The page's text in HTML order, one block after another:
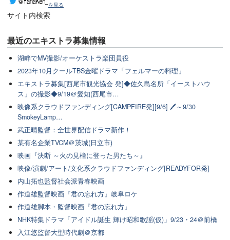
を見る
サイト内検索
最近のエキストラ募集情報
湖畔でMV撮影/オーケストラ楽団員役
2023年10月クールTBS金曜ドラマ「フェルマーの料理」
エキストラ募集[西尾市観光協会 発]◆佐久島名所「イーストハウ
ス」の撮影◆9/19＠愛知(西尾市…
映像系クラウドファンディング[CAMPFIRE発][9/6] 🖊～9/30
SmokeyLamp…
武正晴監督：全世界配信ドラマ新作！
某有名企業TVCM＠茨城(日立市)
映画『決断 ～火の見櫓に登った男たち～』
映像/演劇/アート/文化系クラウドファンディング[READYFOR発]
内山拓也監督社会派青春映画
作道雄監督映画『君の忘れ方』岐阜ロケ
作道雄脚本・監督映画『君の忘れ方』
NHK特集ドラマ「アイドル誕生 輝け昭和歌謡(仮)」9/23・24＠前橋
入江悠監督大型時代劇＠京都